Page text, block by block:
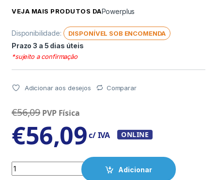
VEJA MAIS PRODUTOS DAPowerplus
Disponibilidade: DISPONÍVEL SOB ENCOMENDA
Prazo 3 a 5 dias úteis
*sujeito a confirmação
Adicionar aos desejos Comparar
€56,09 PVP Física
€56,09c/ IVA ONLINE
Quantity
Adicionar